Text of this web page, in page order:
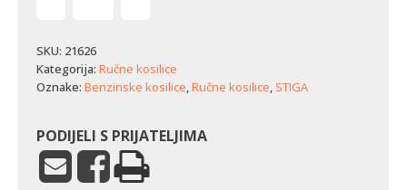
48
SQ
količina
SKU: 21626
Kategorija: Ručne kosilice
Oznake: Benzinske kosilice,Ručne kosilice, STIGA
PODIJELI S PRIJATELJIMA